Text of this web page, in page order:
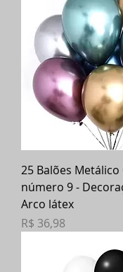
25 Balões
número 9 -
Arco látex
Preço
R$ 36,98